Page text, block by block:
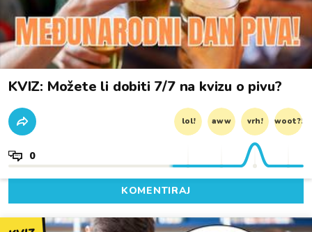
KVIZ: Možete li dobiti 7/7 na kvizu o pivu?
lol! aww vrh! woot?!
0
KOMENTIRAJ